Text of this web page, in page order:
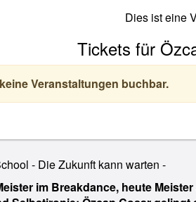
Dies ist eine
Tickets für
Veranstaltungen buchbar.
- Die Zukunft kann warten -
im Breakdance, heute